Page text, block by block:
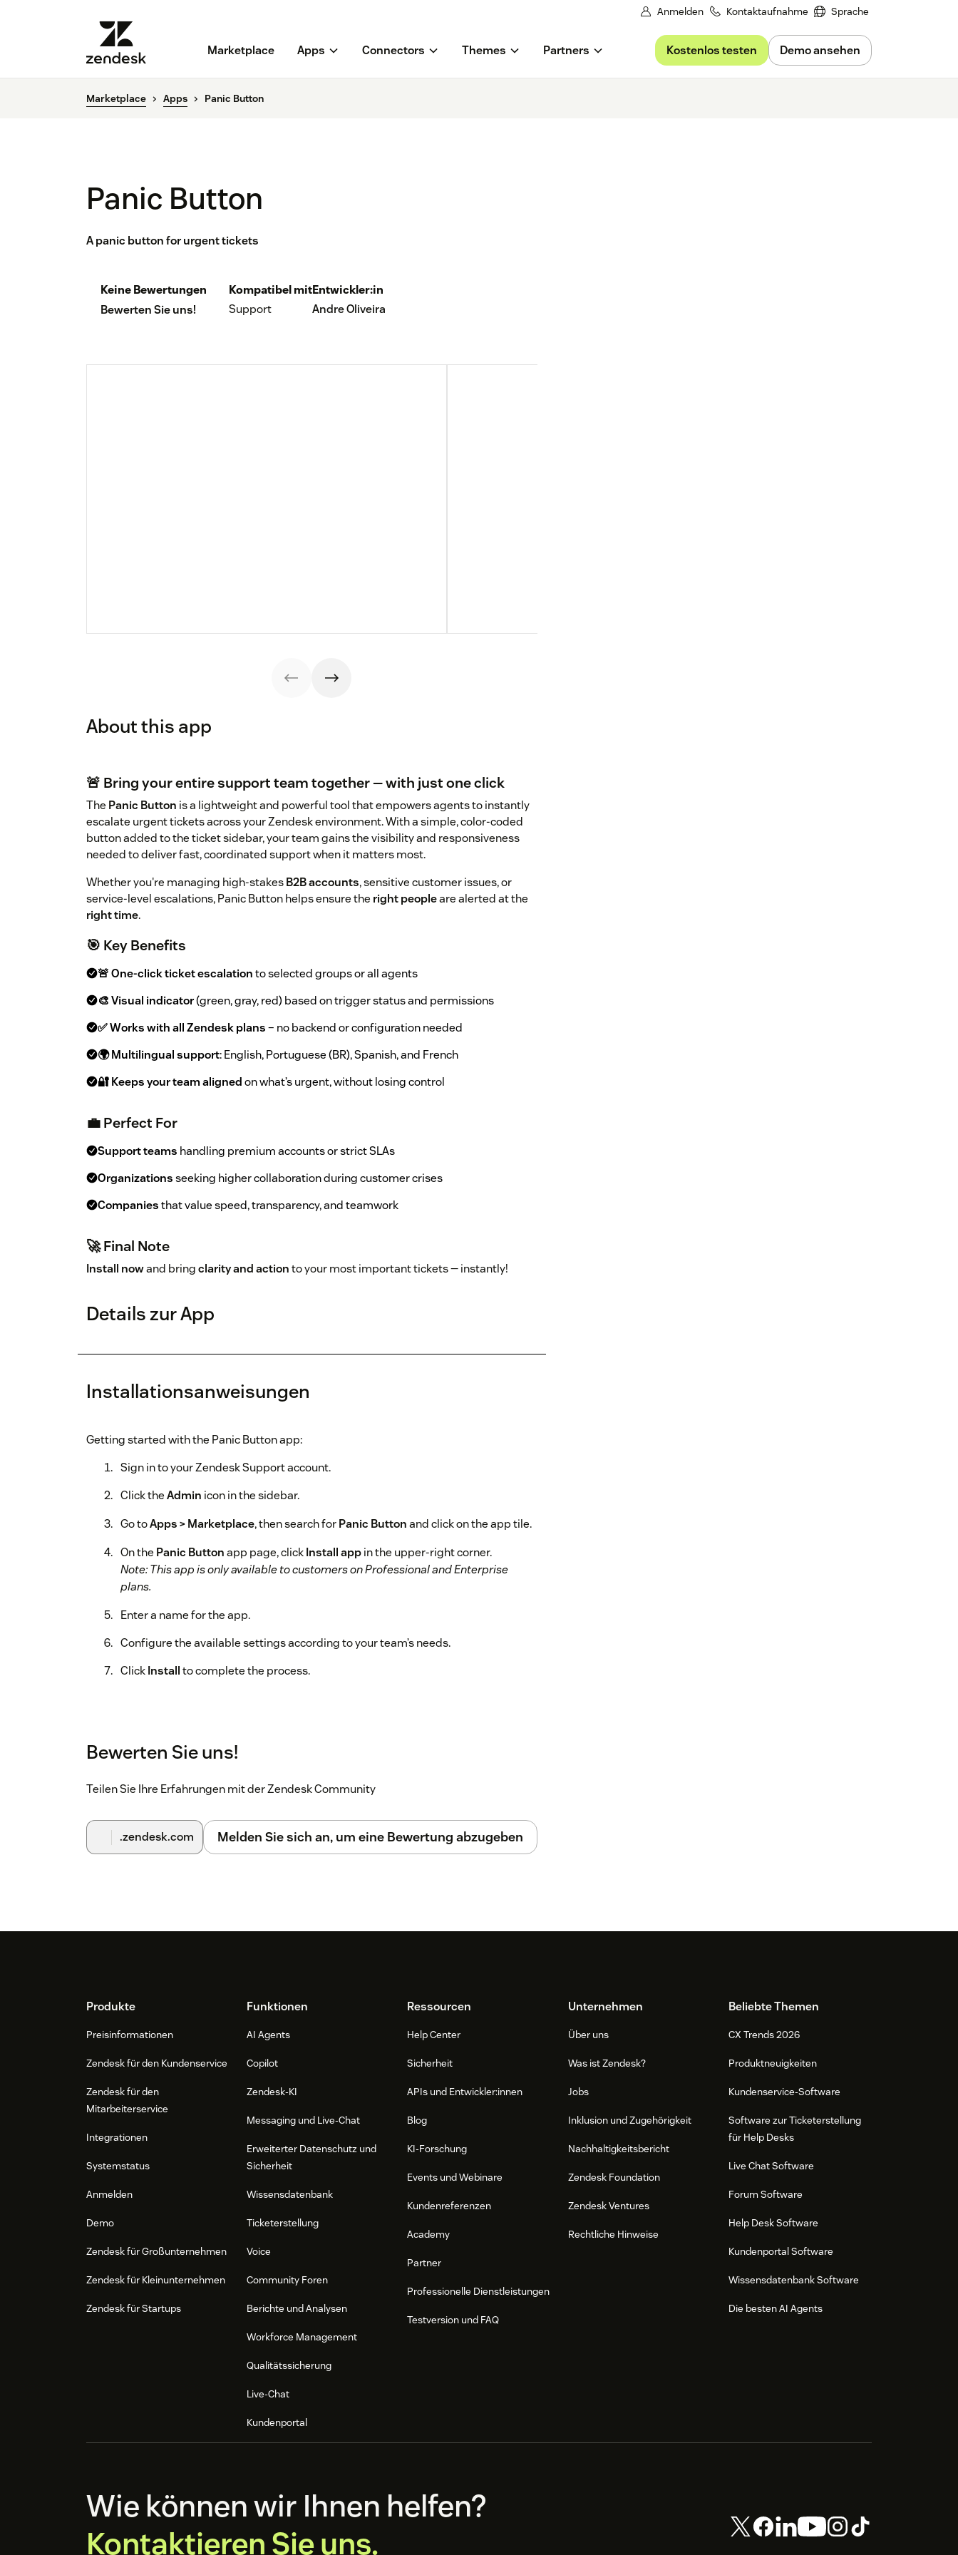
Anmelden Kontaktaufnahme Sprache
Marketplace Apps Connectors Themes Partners Kostenlos testen Demo ansehen
Marketplace Apps Panic Button
Panic Button
A panic button for urgent tickets
Keine Bewertungen
Bewerten Sie uns!
Kompatibel mit
Support
Entwickler:in
Andre Oliveira
About this app
🚨 Bring your entire support team together — with just one click
The Panic Button is a lightweight and powerful tool that empowers agents to instantly
escalate urgent tickets across your Zendesk environment. With a simple, color-coded
button added to the ticket sidebar, your team gains the visibility and responsiveness
needed to deliver fast, coordinated support when it matters most.
Whether you're managing high-stakesB2B accounts, sensitive customer issues, or
service-level escalations, Panic Button helps ensure the right peopleare alerted at the
right time.
🎯 Key Benefits
🚨 One-click ticket escalationto selected groups or all agents
🎨 Visual indicator(green, gray, red) based on trigger status and permissions
✅ Works with all Zendesk plans– no backend or configuration needed
🌍 Multilingual support: English, Portuguese (BR), Spanish, and French
🔐 Keeps your team alignedon what’s urgent, without losing control
💼 Perfect For
Support teams handling premium accounts or strict SLAs
Organizationsseeking higher collaboration during customer crises
Companiesthat value speed, transparency, and teamwork
🚀 Final Note
Install nowand bringclarity and actionto your most important tickets — instantly!
Details zur App
Installationsanweisungen
Getting started with the Panic Button app:
Sign in to your Zendesk Support account.
Click theAdmin icon in the sidebar.
Go toApps > Marketplace, then search forPanic Buttonand click on the app tile.
On the Panic Buttonapp page, clickInstall appin the upper-right corner.
Note: This app is only available to customers on Professional and Enterprise
plans.
Enter a name for the app.
Configure the available settings according to your team’s needs.
ClickInstallto complete the process.
Bewerten Sie uns!
Teilen Sie Ihre Erfahrungen mit der Zendesk Community
.zendesk.com Melden Sie sich an, um eine Bewertung abzugeben
FooterProdukte
Preisinformationen
Zendesk für den Kundenservice
Zendesk für den
Mitarbeiterservice
Integrationen
Systemstatus
Anmelden
Demo
Zendesk für Großunternehmen
Zendesk für Kleinunternehmen
Zendesk für Startups
Funktionen
AI Agents
Copilot
Zendesk-KI
Messaging und Live-Chat
Erweiterter Datenschutz und
Sicherheit
Wissensdatenbank
Ticketerstellung
Voice
Community Foren
Berichte und Analysen
Workforce Management
Qualitätssicherung
Live-Chat
Kundenportal
Ressourcen
Help Center
Sicherheit
APIs und Entwickler:innen
Blog
KI-Forschung
Events und Webinare
Kundenreferenzen
Academy
Partner
Professionelle Dienstleistungen
Testversion und FAQ
Unternehmen
Über uns
Was ist Zendesk?
Jobs
Inklusion und Zugehörigkeit
Nachhaltigkeitsbericht
Zendesk Foundation
Zendesk Ventures
Rechtliche Hinweise
Beliebte Themen
CX Trends 2026
Produktneuigkeiten
Kundenservice-Software
Software zur Ticketerstellung
für Help Desks
Live Chat Software
Forum Software
Help Desk Software
Kundenportal Software
Wissensdatenbank Software
Die besten AI Agents
Wie können wir Ihnen helfen?
Kontaktieren Sie uns.